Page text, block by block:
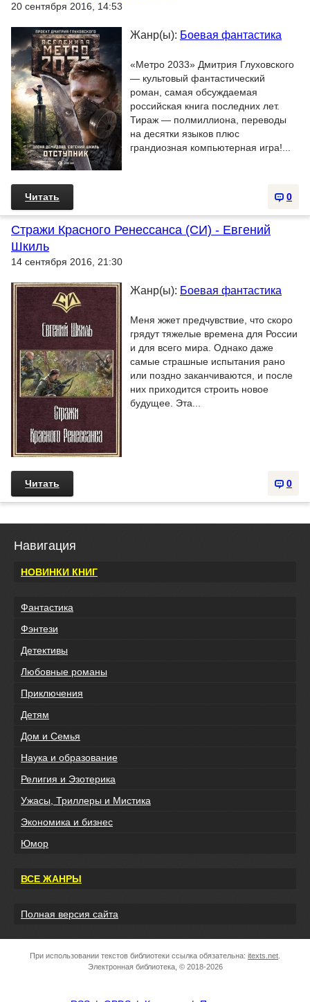
20 сентября 2016, 14:53
Жанр(ы): Боевая фантастика
«Метро 2033» Дмитрия Глуховского
— культовый фантастический
роман, самая обсуждаемая
российская книга последних лет.
Тираж — полмиллиона, переводы
на десятки языков плюс
грандиозная компьютерная игра!...
0
Читать
Стражи Красного Ренессанса (СИ) - Евгений
Шкиль
14 сентября 2016, 21:30
Жанр(ы): Боевая фантастика
Меня жжет предчувствие, что скоро
грядут тяжелые времена для России
и для всего мира. Однако даже
самые страшные испытания рано
или поздно заканчиваются, и после
них приходится строить новое
будущее. Эта...
0
Читать
Навигация
НОВИНКИ КНИГ
Фантастика
Фэнтези
Детективы
Любовные романы
Приключения
Детям
Дом и Семья
Наука и образование
Религия и Эзотерика
Ужасы, Триллеры и Мистика
Экономика и бизнес
Юмор
ВСЕ ЖАНРЫ
Полная версия сайта
При использовании текстов библиотеки ссылка обязательна: itexts.net
Электронная библиотека, © 2018-2026